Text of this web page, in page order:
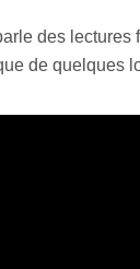
des
de quelques